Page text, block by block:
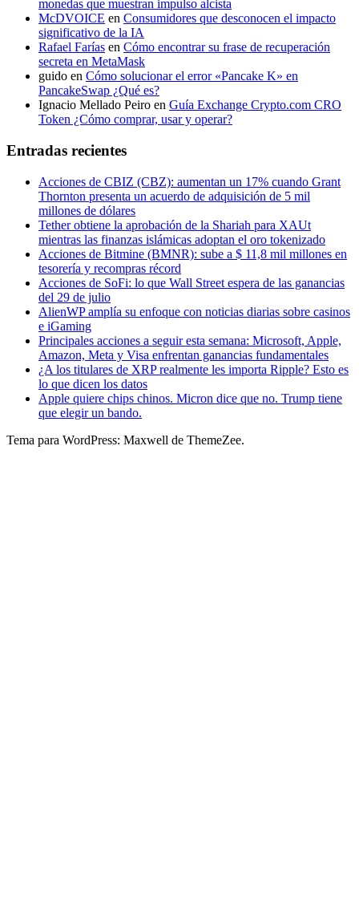
monedas que muestran impulso alcista
McDVOICE en Consumidores que desconocen el impacto
significativo de la IA
Rafael Farías en Cómo encontrar su frase de recuperación
secreta en MetaMask
guido en Cómo solucionar el error «Pancake K» en
PancakeSwap ¿Qué es?
Ignacio Mellado Peiro en Guía Exchange Crypto.com CRO
Token ¿Cómo comprar, usar y operar?
Entradas recientes
Acciones de CBIZ (CBZ): aumentan un 17% cuando Grant
Thornton presenta un acuerdo de adquisición de 5 mil
millones de dólares
Tether obtiene la aprobación de la Shariah para XAUt
mientras las finanzas islámicas adoptan el oro tokenizado
Acciones de Bitmine (BMNR): sube a $ 11,8 mil millones en
tesorería y recompras récord
Acciones de SoFi: lo que Wall Street espera de las ganancias
del 29 de julio
AlienWP amplía su enfoque con noticias diarias sobre casinos
e iGaming
Principales acciones a seguir esta semana: Microsoft, Apple,
Amazon, Meta y Visa enfrentan ganancias fundamentales
¿A los titulares de XRP realmente les importa Ripple? Esto es
lo que dicen los datos
Apple quiere chips chinos. Micron dice que no. Trump tiene
que elegir un bando.
Tema para WordPress: Maxwell de ThemeZee.